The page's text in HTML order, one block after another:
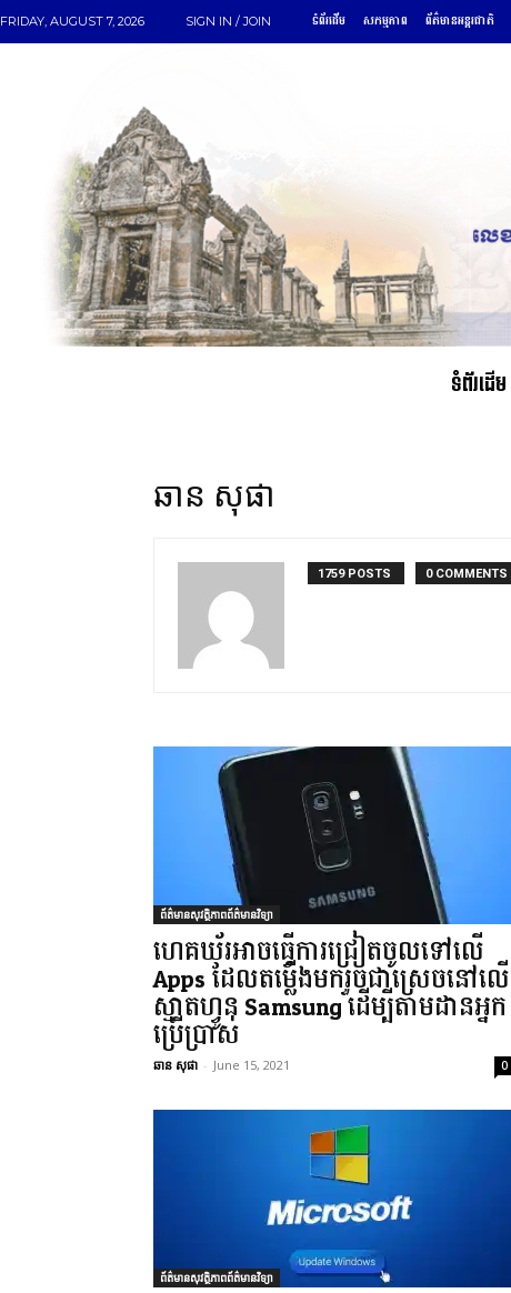
FRIDAY, AUGUST 7, 2026 SIGN IN / JOIN ទំព័រដើម សកម្មភាព ព័ត៌មានអន្តរជាតិ
ទំព័រដើម
ឆាន សុផា
1759 POSTS 0 COMMENTS
ព័ត៌មានសុវត្ថិភាពព័ត៌មានវិទ្យា
ហេគឃ័រអាចធ្វើការជ្រៀតចូលទៅលើ
Apps ដែលតម្លើងមករួចជាស្រេចនៅលើ
ស្មាតហ្វូន Samsung ដើម្បីតាមដានអ្នក
ប្រើប្រាស់
ឆាន សុផា - June 15, 2021 0
ព័ត៌មានសុវត្ថិភាពព័ត៌មានវិទ្យា